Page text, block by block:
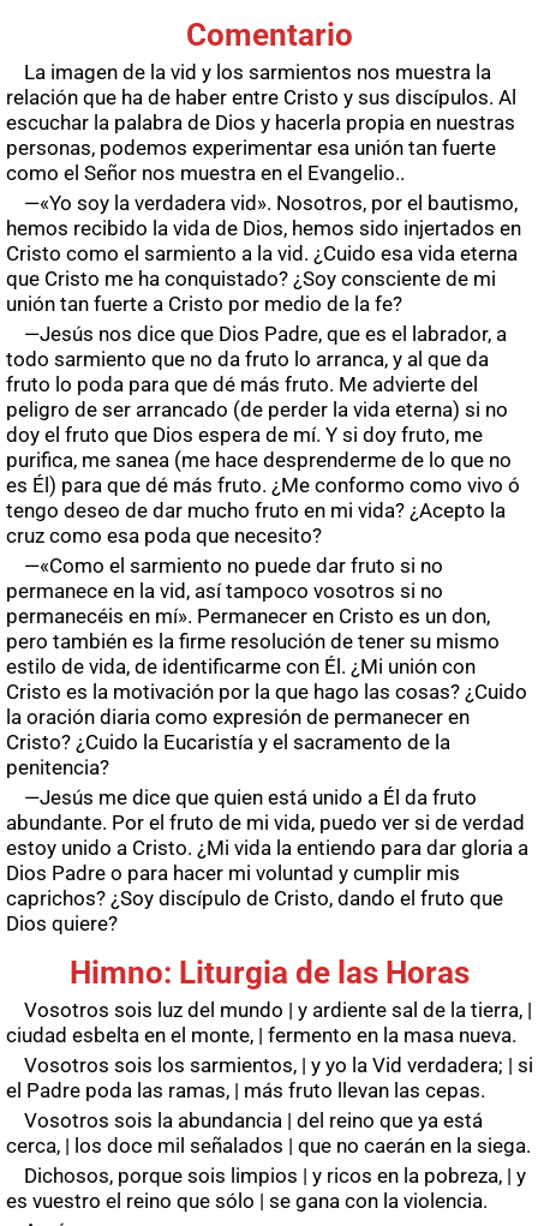
Comentario
La imagen de la vid y los sarmientos nos muestra la
relación que ha de haber entre Cristo y sus discípulos. Al
escuchar la palabra de Dios y hacerla propia en nuestras
personas, podemos experimentar esa unión tan fuerte
como el Señor nos muestra en el Evangelio..
—«Yo soy la verdadera vid». Nosotros, por el bautismo,
hemos recibido la vida de Dios, hemos sido injertados en
Cristo como el sarmiento a la vid. ¿Cuido esa vida eterna
que Cristo me ha conquistado? ¿Soy consciente de mi
unión tan fuerte a Cristo por medio de la fe?
—Jesús nos dice que Dios Padre, que es el labrador, a
todo sarmiento que no da fruto lo arranca, y al que da
fruto lo poda para que dé más fruto. Me advierte del
peligro de ser arrancado (de perder la vida eterna) si no
doy el fruto que Dios espera de mí. Y si doy fruto, me
purifica, me sanea (me hace desprenderme de lo que no
es Él) para que dé más fruto. ¿Me conformo como vivo ó
tengo deseo de dar mucho fruto en mi vida? ¿Acepto la
cruz como esa poda que necesito?
—«Como el sarmiento no puede dar fruto si no
permanece en la vid, así tampoco vosotros si no
permanecéis en mí». Permanecer en Cristo es un don,
pero también es la firme resolución de tener su mismo
estilo de vida, de identificarme con Él. ¿Mi unión con
Cristo es la motivación por la que hago las cosas? ¿Cuido
la oración diaria como expresión de permanecer en
Cristo? ¿Cuido la Eucaristía y el sacramento de la
penitencia?
—Jesús me dice que quien está unido a Él da fruto
abundante. Por el fruto de mi vida, puedo ver si de verdad
estoy unido a Cristo. ¿Mi vida la entiendo para dar gloria a
Dios Padre o para hacer mi voluntad y cumplir mis
caprichos? ¿Soy discípulo de Cristo, dando el fruto que
Dios quiere?
Himno: Liturgia de las Horas
Vosotros sois luz del mundo | y ardiente sal de la tierra, |
ciudad esbelta en el monte, | fermento en la masa nueva.
Vosotros sois los sarmientos, | y yo la Vid verdadera; | si
el Padre poda las ramas, | más fruto llevan las cepas.
Vosotros sois la abundancia | del reino que ya está
cerca, | los doce mil señalados | que no caerán en la siega.
Dichosos, porque sois limpios | y ricos en la pobreza, | y
es vuestro el reino que sólo | se gana con la violencia.